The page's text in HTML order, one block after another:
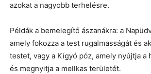
azokat a nagyobb terhelésre.
Példák a bemelegítő ászanákra: a
amely fokozza a test rugalmasságát és
testet, vagy a Kígyó póz, amely nyújtja a
és megnyitja a mellkas területét.